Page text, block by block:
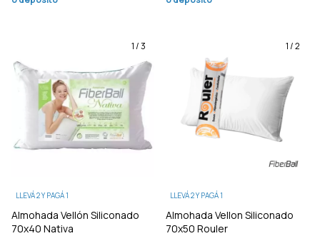
1/3
Almohada Vellón Siliconado
70x40 Nativa
LLEVÁ 2 Y PAGÁ 1
1/2
Almohada Vellon Siliconado
70x50 Rouler
LLEVÁ 2 Y PAGÁ 1